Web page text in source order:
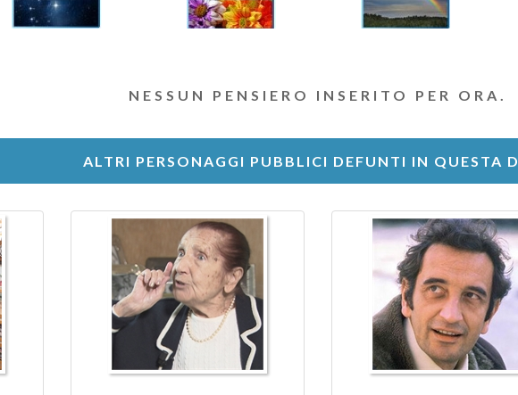
NESSUN PENSIERO INSERITO PER ORA.
ALTRI PERSONAGGI PUBBLICI DEFUNTI IN QUESTA